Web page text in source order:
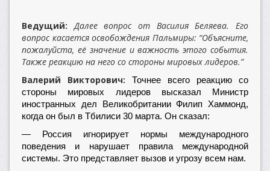
Ведущий:Далее вопрос от Василия Беляева. Его
вопрос касается освобождения Пальмиры: “Объясните,
пожалуйста, её значение и важность этого события.
Также реакцию на него со стороны мировых лидеров.”
Валерий Викторович: Точнее всего реакцию со
стороны мировых лидеров высказал Министр
иностранных дел Великобритании Филип Хаммонд,
когда он был в Тбилиси 30 марта. Он сказал:
— Россия игнорирует нормы международного
поведения и нарушает правила международной
системы. Это представляет вызов и угрозу всем нам.